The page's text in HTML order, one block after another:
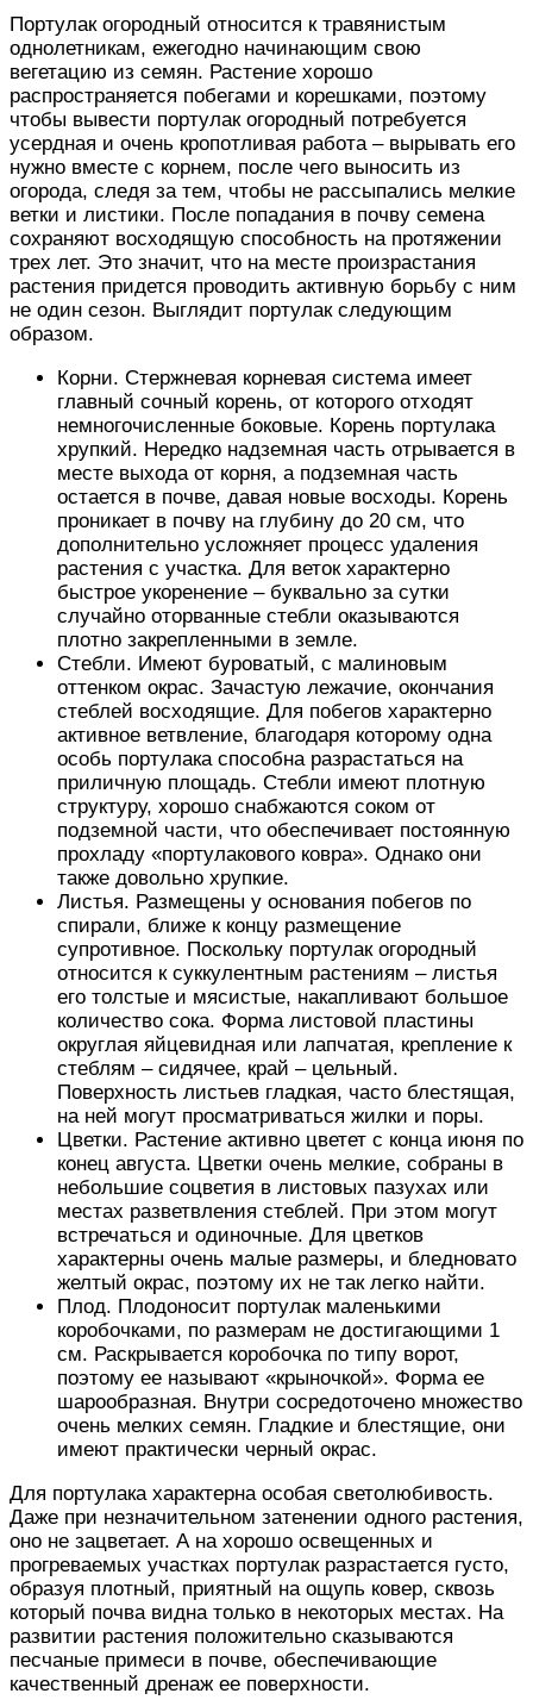
Портулак огородный относится к травянистым
однолетникам, ежегодно начинающим свою
вегетацию из семян. Растение хорошо
распространяется побегами и корешками, поэтому
чтобы вывести портулак огородный потребуется
усердная и очень кропотливая работа – вырывать его
нужно вместе с корнем, после чего выносить из
огорода, следя за тем, чтобы не рассыпались мелкие
ветки и листики. После попадания в почву семена
сохраняют восходящую способность на протяжении
трех лет. Это значит, что на месте произрастания
растения придется проводить активную борьбу с ним
не один сезон. Выглядит портулак следующим
образом.
Корни. Стержневая корневая система имеет
главный сочный корень, от которого отходят
немногочисленные боковые. Корень портулака
хрупкий. Нередко надземная часть отрывается в
месте выхода от корня, а подземная часть
остается в почве, давая новые восходы. Корень
проникает в почву на глубину до 20 см, что
дополнительно усложняет процесс удаления
растения с участка. Для веток характерно
быстрое укоренение – буквально за сутки
случайно оторванные стебли оказываются
плотно закрепленными в земле.
Стебли. Имеют буроватый, с малиновым
оттенком окрас. Зачастую лежачие, окончания
стеблей восходящие. Для побегов характерно
активное ветвление, благодаря которому одна
особь портулака способна разрастаться на
приличную площадь. Стебли имеют плотную
структуру, хорошо снабжаются соком от
подземной части, что обеспечивает постоянную
прохладу «портулакового ковра». Однако они
также довольно хрупкие.
Листья. Размещены у основания побегов по
спирали, ближе к концу размещение
супротивное. Поскольку портулак огородный
относится к суккулентным растениям – листья
его толстые и мясистые, накапливают большое
количество сока. Форма листовой пластины
округлая яйцевидная или лапчатая, крепление к
стеблям – сидячее, край – цельный.
Поверхность листьев гладкая, часто блестящая,
на ней могут просматриваться жилки и поры.
Цветки. Растение активно цветет с конца июня по
конец августа. Цветки очень мелкие, собраны в
небольшие соцветия в листовых пазухах или
местах разветвления стеблей. При этом могут
встречаться и одиночные. Для цветков
характерны очень малые размеры, и бледновато
желтый окрас, поэтому их не так легко найти.
Плод. Плодоносит портулак маленькими
коробочками, по размерам не достигающими 1
см. Раскрывается коробочка по типу ворот,
поэтому ее называют «крыночкой». Форма ее
шарообразная. Внутри сосредоточено множество
очень мелких семян. Гладкие и блестящие, они
имеют практически черный окрас.
Для портулака характерна особая светолюбивость.
Даже при незначительном затенении одного растения,
оно не зацветает. А на хорошо освещенных и
прогреваемых участках портулак разрастается густо,
образуя плотный, приятный на ощупь ковер, сквозь
который почва видна только в некоторых местах. На
развитии растения положительно сказываются
песчаные примеси в почве, обеспечивающие
качественный дренаж ее поверхности.